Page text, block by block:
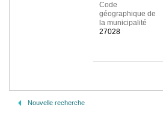
Code
géographique de
la municipalité
27028
Nouvelle recherche